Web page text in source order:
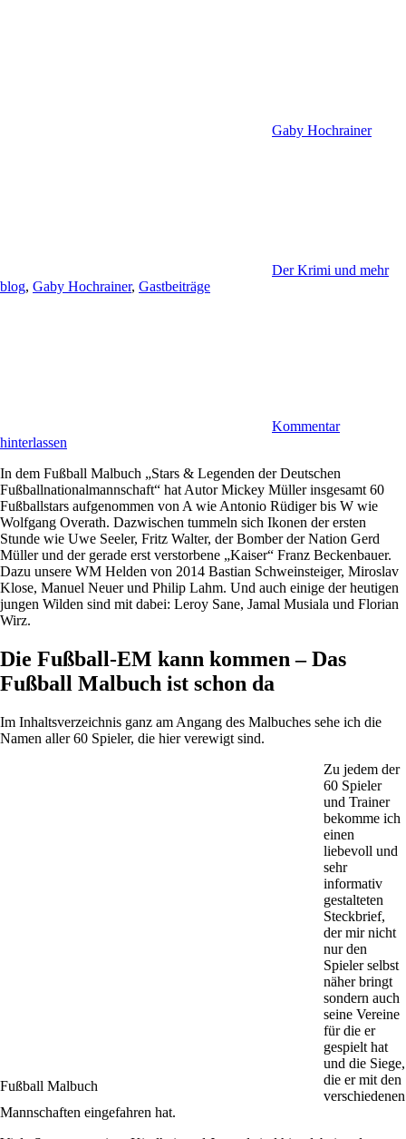
Gaby Hochrainer
Der Krimi und mehr
blog, Gaby Hochrainer, Gastbeiträge
Kommentar
hinterlassen
In dem Fußball Malbuch „Stars & Legenden der Deutschen
Fußballnationalmannschaft“ hat Autor Mickey Müller insgesamt 60
Fußballstars aufgenommen von A wie Antonio Rüdiger bis W wie
Wolfgang Overath. Dazwischen tummeln sich Ikonen der ersten
Stunde wie Uwe Seeler, Fritz Walter, der Bomber der Nation Gerd
Müller und der gerade erst verstorbene „Kaiser“ Franz Beckenbauer.
Dazu unsere WM Helden von 2014 Bastian Schweinsteiger, Miroslav
Klose, Manuel Neuer und Philip Lahm. Und auch einige der heutigen
jungen Wilden sind mit dabei: Leroy Sane, Jamal Musiala und Florian
Wirz.
Die Fußball-EM kann kommen – Das
Fußball Malbuch ist schon da
Im Inhaltsverzeichnis ganz am Angang des Malbuches sehe ich die
Namen aller 60 Spieler, die hier verewigt sind.
Fußball Malbuch
Zu jedem der
60 Spieler
und Trainer
bekomme ich
einen
liebevoll und
sehr
informativ
gestalteten
Steckbrief,
der mir nicht
nur den
Spieler selbst
näher bringt
sondern auch
seine Vereine
für die er
gespielt hat
und die Siege,
die er mit den
verschiedenen
Mannschaften eingefahren hat.